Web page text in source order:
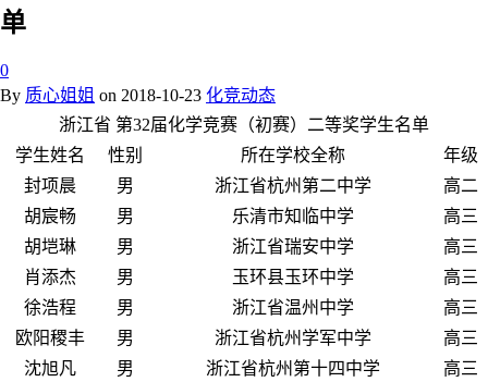
单
0
By 质心姐姐 on 2018-10-23 化竞动态
浙江省 第32届化学竞赛（初赛）二等奖学生名单
学生姓名
性别 所在学校全称
年级
封项晨
男 浙江省杭州第二中学
高二
胡宸畅
男 乐清市知临中学
高三
胡垲琳
男 浙江省瑞安中学
高三
肖添杰
男 玉环县玉环中学
高三
徐浩程
男 浙江省温州中学
高三
欧阳稷丰
男 浙江省杭州学军中学
高三
沈旭凡
男 浙江省杭州第十四中学
高三